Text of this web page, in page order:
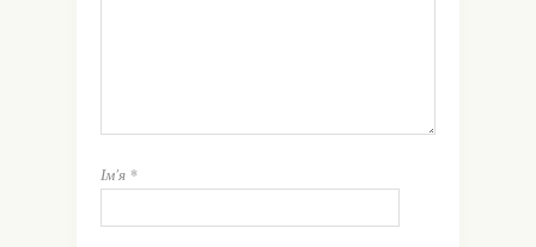
Ім'я *